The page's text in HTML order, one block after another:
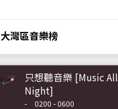
大灣區音樂榜
只想聽音樂 [Music All
Night]
- 0200 - 0600